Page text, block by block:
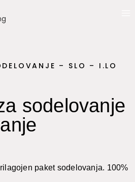
– SLO – I.LO
sodelovanje
paket sodelovanja. 100%